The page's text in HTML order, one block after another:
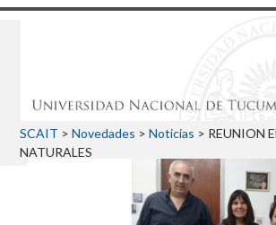
SCAIT > Novedades > Noticias > REUNION
NATURALES